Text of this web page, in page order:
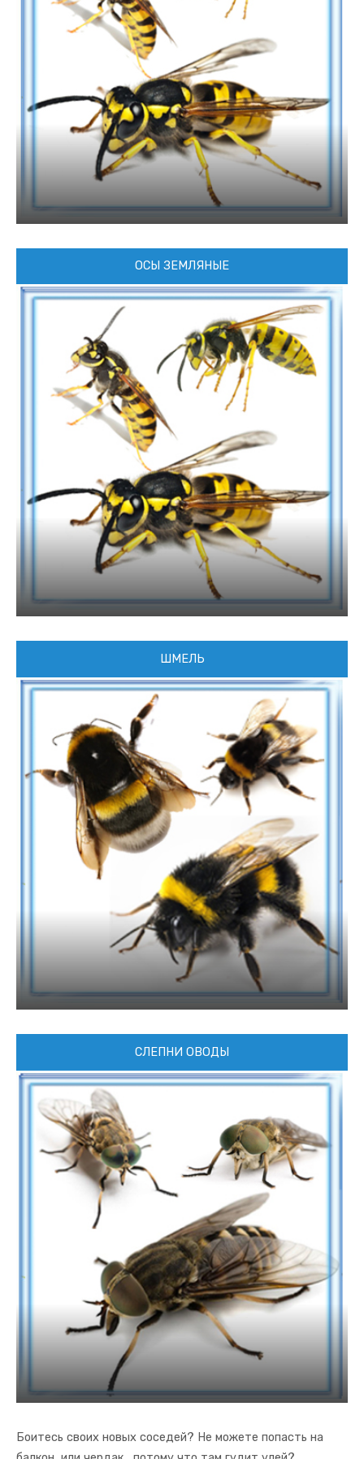
ОСЫ ЗЕМЛЯНЫЕ
ШМЕЛЬ
СЛЕПНИ ОВОДЫ
Боитесь своих новых соседей? Не можете попасть на